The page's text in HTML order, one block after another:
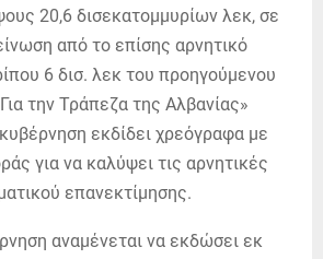
20,6 δισεκατομμυρίων λεκ, σε
από το επίσης αρνητικό
6 δισ. λεκ του προηγούμενου
την Τράπεζα της Αλβανίας»
εκδίδει χρεόγραφα με
για να καλύψει τις αρνητικές
επανεκτίμησης.
αναμένεται να εκδώσει εκ